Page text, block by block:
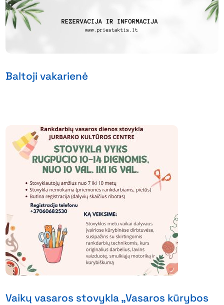
Baltoji vakarienė
Vaikų vasaros stovykla „Vasaros kūrybos